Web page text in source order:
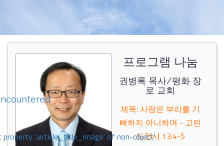
property 'airticle_title_image' of non-object
프로그램 나눔
권병록 목사/평화 장
로 교회
제목: 사랑은 부리를 기
뻐하지 아니하며 - 고린
도전서 13:4-5